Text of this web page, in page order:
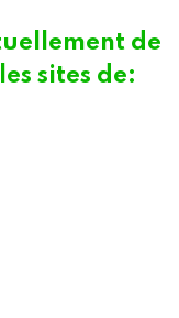
de
sites de: